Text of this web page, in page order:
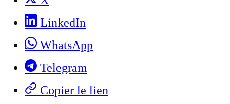
LinkedIn
WhatsApp
Telegram
Copier le lien